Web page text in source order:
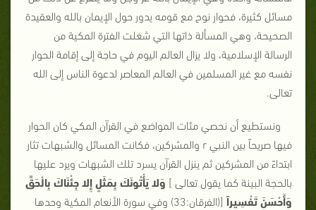
مسائل كثيرة، فحوار نوح مع قومه يدور حول الإيمان بالله والعقيدة
الصحيحة، وهي المسألة ذاتها التي شغلت الفترة المكية من
الرسالة الإسلامية، ولا يزال العالم اليوم في حاجة إلى إقامة الحوار
نفسه مع غير المسلمين في العالم المعاصر لدعوة الناس إلى الله
تعالى.
ونستطيع أن نحصي مئات المواضع في القرآن المكي كان الحوار
فيها صريحاً بين النبي r والمشركين، فكانت المسائل والشبهات تثار
ابتداءً من المشركين ثم ينزل القرآن يسرد تلك الشبهات ويرد عليها
بالحجة البينة كما يقول تعالى ] وَلا يَأْتُونَكَ بِمَثَلٍ إِلا جِئْنَاكَ بِالْحَقِّ
وَأَحْسَنَ تَفْسِيراً
[(الفرقان:33) وفي سورة الأنعام المكية وحدها